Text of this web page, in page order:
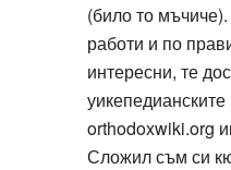
(било то
работи и по
интересни, те
orthodoxwiki.org
Сложил съм си